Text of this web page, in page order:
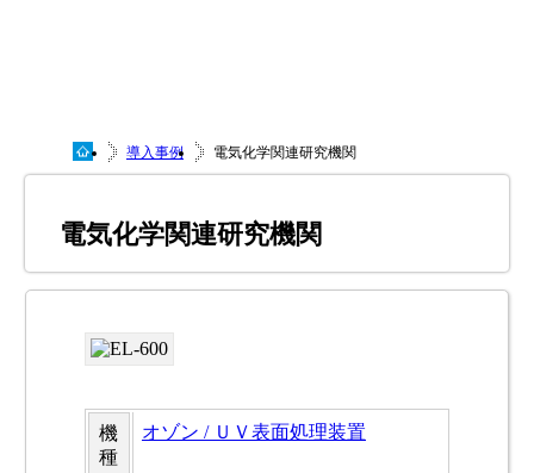
導入事例 電気化学関連研究機関
電気化学関連研究機関
機
種
オゾン / ＵＶ表面処理装置